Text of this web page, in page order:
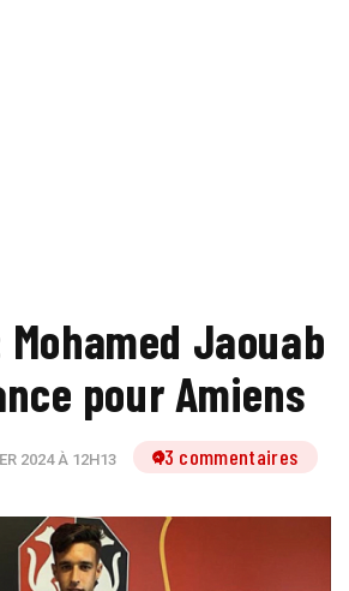
Jaouab
pour Amiens
2024 À 12H13 13 commentaires